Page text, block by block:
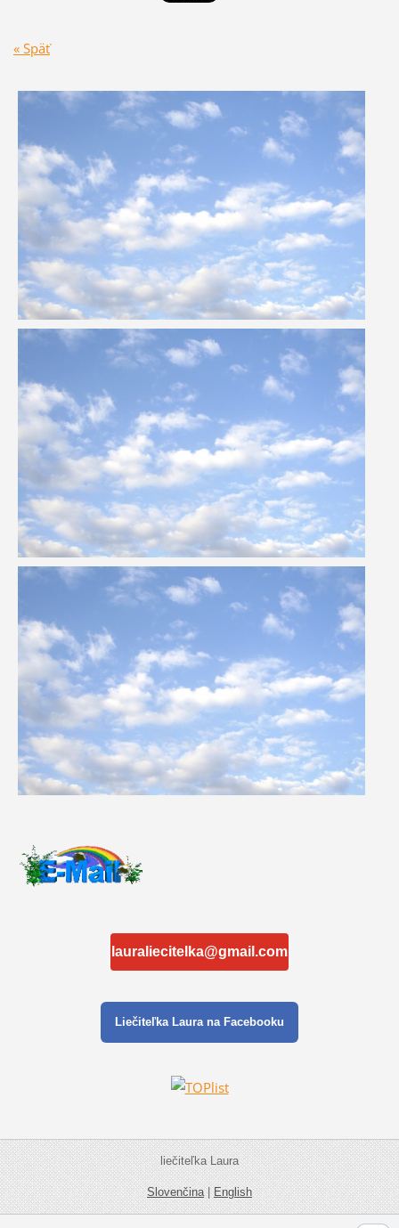
« Späť
lauraliecitelka@gmail.com
Liečiteľka Laura na Facebooku
liečiteľka Laura
Slovenčina|English